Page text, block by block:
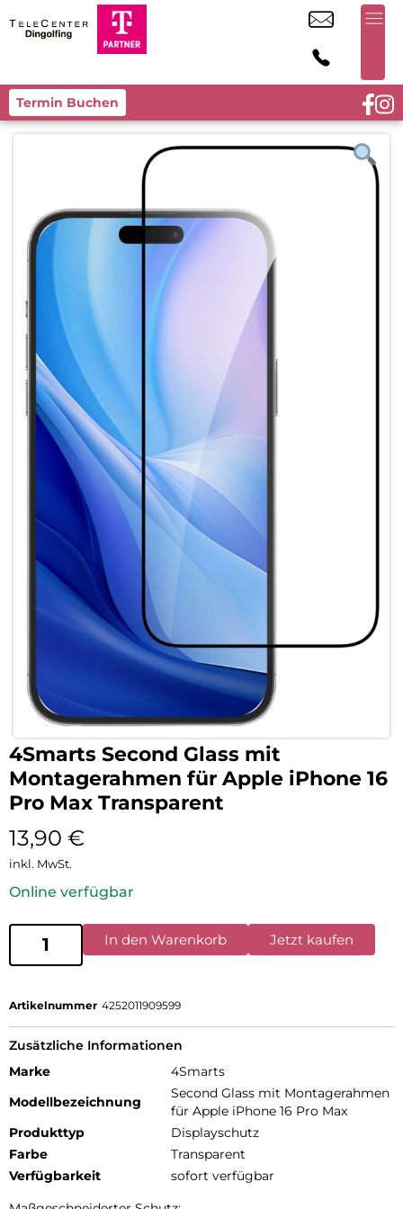
Termin Buchen
4Smarts Second Glass mit
Montagerahmen für Apple iPhone 16
Pro Max Transparent
13,90 €
inkl. MwSt.
Online verfügbar
In den Warenkorb Jetzt kaufen
Artikelnummer 4252011909599
Zusätzliche Informationen
Marke
4Smarts
Modellbezeichnung
Second Glass mit Montagerahmen
für Apple iPhone 16 Pro Max
Produkttyp
Displayschutz
Farbe
Transparent
Verfügbarkeit
sofort verfügbar